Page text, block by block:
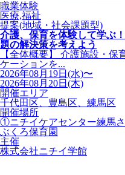
職業体験
医療,福祉
提案(地域・社会課題型)
介護、保育を体験して学ぶ
題の解決策を考えよう
【全体概要】 介護施設・
ケーションを...
2026年08月19日(水)〜
2026年08月20日(木)
開催エリア
千代田区、豊島区、練馬区
開催場所
①ニチイケアセンター練馬
ぶくろ保育園
主催
株式会社ニチイ学館